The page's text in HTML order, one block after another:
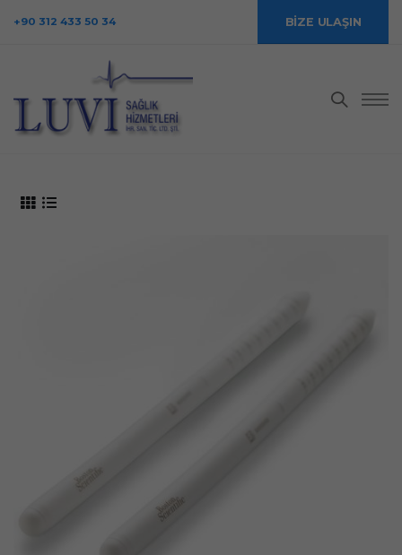
+90 312 433 50 34 BİZE ULAŞIN